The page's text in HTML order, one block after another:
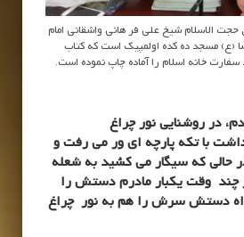
حجت الاسلام شیخ علی فر هانی واشقانی امام
(ع) مسجد ده کده اولمپیک است که کتاب
خانه اسلام را آماده چاپ نموده است.
در روشنایی نور چراغ
مادرم داشت با تکه پارچه ای ور می رفت و
حالی که سیگار می کشید به شعله
چند وقت یکبار مادرم دستش را
دستش سرش را هم به نور چراغ